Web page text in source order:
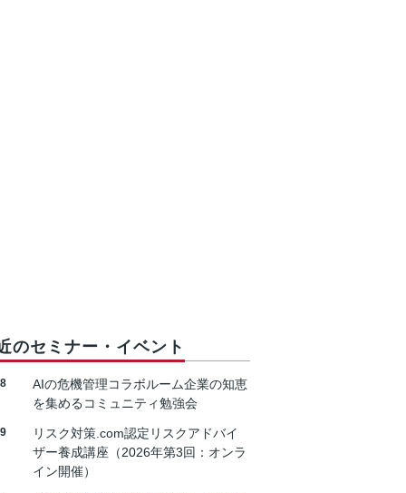
のセミナー・イベント
AIの危機管理コラボルーム企業の知恵
を集めるコミュニティ勉強会
リスク対策.com認定リスクアドバイ
ザー養成講座（2026年第3回：オンラ
イン開催）